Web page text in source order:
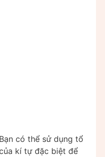
có thể sử dụng tổ
kí tự đặc biệt để